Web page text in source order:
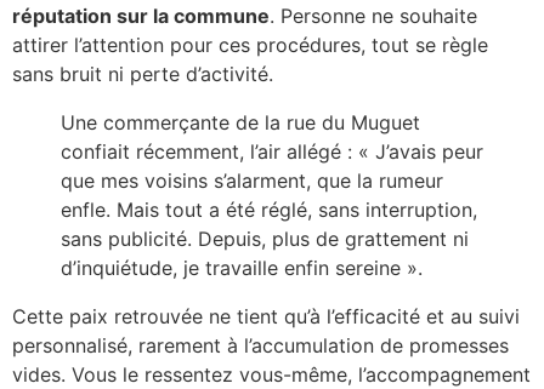
réputation sur la commune. Personne ne souhaite
attirer l’attention pour ces procédures, tout se règle
sans bruit ni perte d’activité.
Une commerçante de la rue du Muguet
confiait récemment, l’air allégé : « J’avais peur
que mes voisins s’alarment, que la rumeur
enfle. Mais tout a été réglé, sans interruption,
sans publicité. Depuis, plus de grattement ni
d’inquiétude, je travaille enfin sereine ».
Cette paix retrouvée ne tient qu’à l’efficacité et au suivi
personnalisé, rarement à l’accumulation de promesses
vides. Vous le ressentez vous-même, l’accompagnement